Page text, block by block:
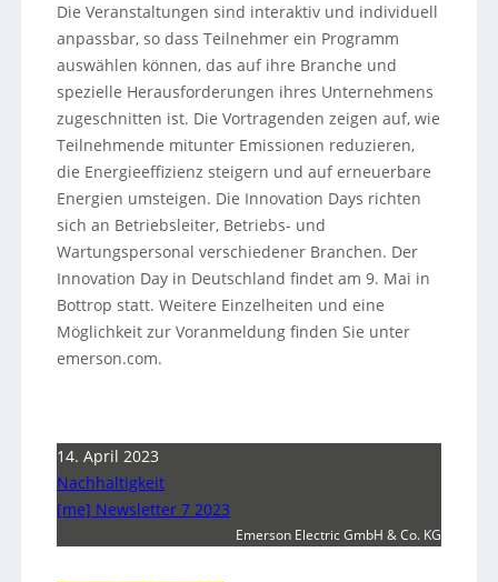
Die Veranstaltungen sind interaktiv und individuell
anpassbar, so dass Teilnehmer ein Programm
auswählen können, das auf ihre Branche und
spezielle Herausforderungen ihres Unternehmens
zugeschnitten ist. Die Vortragenden zeigen auf, wie
Teilnehmende mitunter Emissionen reduzieren,
die Energieeffizienz steigern und auf erneuerbare
Energien umsteigen. Die Innovation Days richten
sich an Betriebsleiter, Betriebs- und
Wartungspersonal verschiedener Branchen. Der
Innovation Day in Deutschland findet am 9. Mai in
Bottrop statt. Weitere Einzelheiten und eine
Möglichkeit zur Voranmeldung finden Sie unter
emerson.com.
14. April 2023
Nachhaltigkeit
[me] Newsletter 7 2023
Emerson Electric GmbH & Co. KG